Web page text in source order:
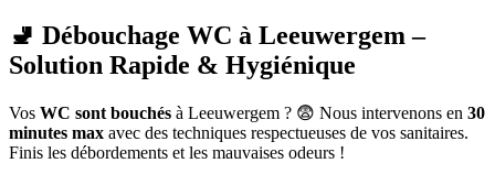
🚽 Débouchage WC à Leeuwergem –
Solution Rapide & Hygiénique
Vos WC sont bouchés à Leeuwergem ? 😨 Nous intervenons en 30
minutes max avec des techniques respectueuses de vos sanitaires.
Finis les débordements et les mauvaises odeurs !